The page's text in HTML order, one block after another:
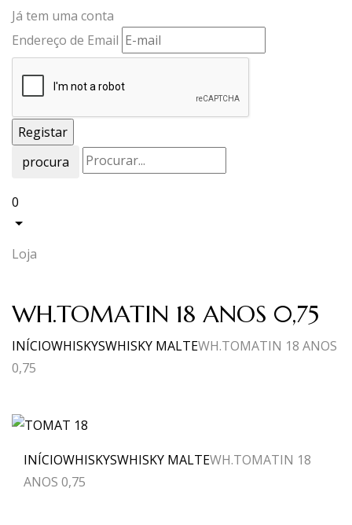
Já tem uma conta
Endereço de Email
procura
0
Loja
WH.TOMATIN 18 ANOS 0,75
INÍCIOWHISKYSWHISKY MALTEWH.TOMATIN 18 ANOS
0,75
INÍCIOWHISKYSWHISKY MALTEWH.TOMATIN 18
ANOS 0,75